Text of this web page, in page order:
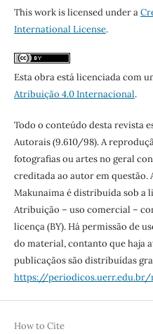
This work is licensed under a
International License.
Esta obra está licenciada com
Atribuição 4.0 Internacional.
Todo o conteúdo desta revista
Autorais (9.610/98). A
fotografias ou artes no geral
creditada ao autor em questão.
Makunaima é distribuída sob a
Atribuição – uso comercial –
licença (BY). Há permissão de
do material, contanto que haja
publicaçãos são distribuídas
https://periodicos.uerr.edu.br/
How to Cite